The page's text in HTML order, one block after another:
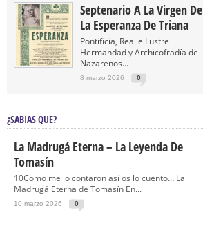
Septenario A La Virgen De
La Esperanza De Triana
Pontificia, Real e Ilustre
Hermandad y Archicofradía de
Nazarenos...
8 marzo 2026 0
¿SABÍAS QUÉ?
La Madrugá Eterna – La Leyenda De
Tomasín
10Como me lo contaron así os lo cuento… La
Madrugá Eterna de Tomasín En...
10 marzo 2026 0